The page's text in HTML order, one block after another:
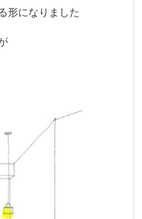
形になりました